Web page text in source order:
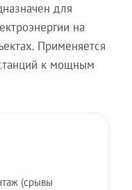
для
на
Применяется
к мощным
(срывы